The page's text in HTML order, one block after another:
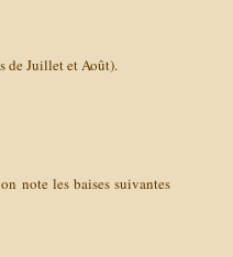
de Juillet et Août).
note les baises suivantes